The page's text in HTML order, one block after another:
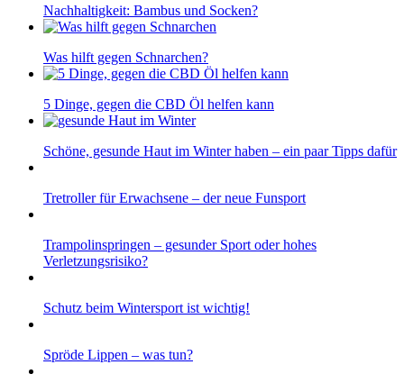
Nachhaltigkeit: Bambus und Socken?
Was hilft gegen Schnarchen?
5 Dinge, gegen die CBD Öl helfen kann
Schöne, gesunde Haut im Winter haben – ein paar Tipps dafür
Tretroller für Erwachsene – der neue Funsport
Trampolinspringen – gesunder Sport oder hohes
Verletzungsrisiko?
Schutz beim Wintersport ist wichtig!
Spröde Lippen – was tun?